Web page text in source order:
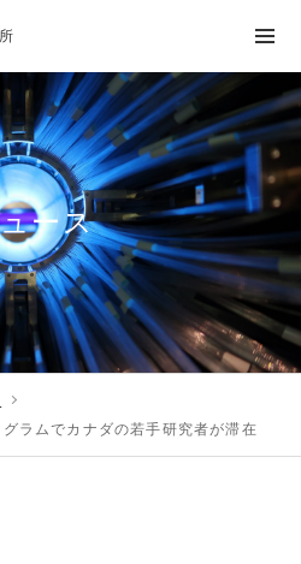
ース
ラムでカナダの若手研究者が滞在